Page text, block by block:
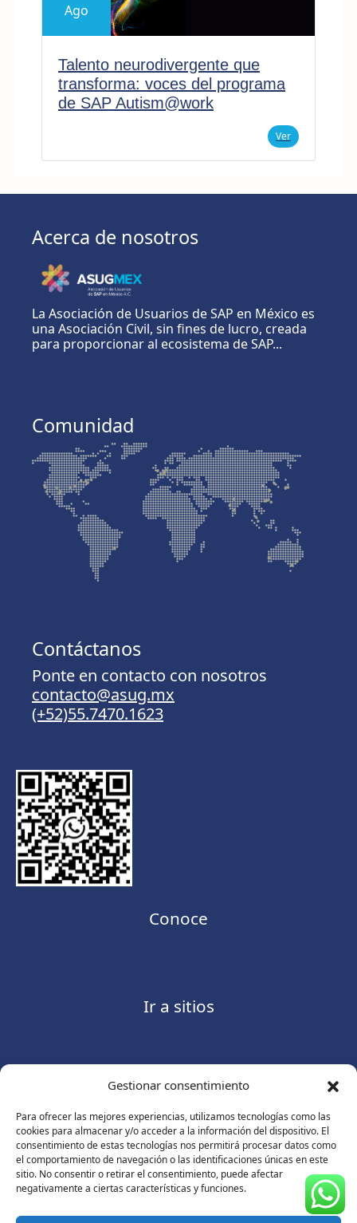
Gestionar consentimiento
Para ofrecer las mejores experiencias, utilizamos tecnologías como las
cookies para almacenar y/o acceder a la información del dispositivo. El
consentimiento de estas tecnologías nos permitirá procesar datos como
el comportamiento de navegación o las identificaciones únicas en este
sitio. No consentir o retirar el consentimiento, puede afectar
negativamente a ciertas características y funciones.
Ago
Talento neurodivergente que
transforma: voces del programa
de SAP Autism@work
Ver
Acerca de nosotros
La Asociación de Usuarios de SAP en México es
una Asociación Civil, sin fines de lucro, creada
para proporcionar al ecosistema de SAP...
Comunidad
Contáctanos
Ponte en contacto con nosotros
contacto@asug.mx
(+52)55.7470.1623
Conoce
Ir a sitios
Contáctanos
Consulte nuestroAviso de privacidad
© Copyright 2026 ASUGMEX. Todos los derechos
reservados.